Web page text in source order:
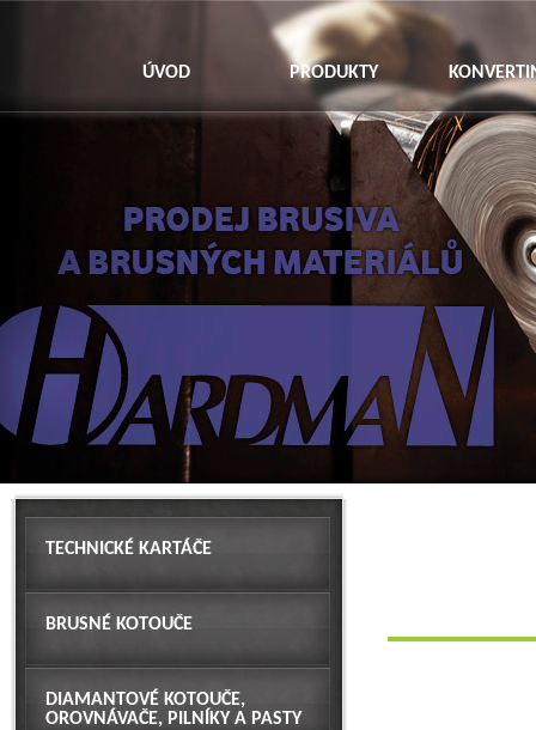
ÚVOD PRODUKTY
TECHNICKÉ KARTÁČE
BRUSNÉ KOTOUČE
DIAMANTOVÉ KOTOUČE,
OROVNÁVAČE, PILNÍKY A PASTY